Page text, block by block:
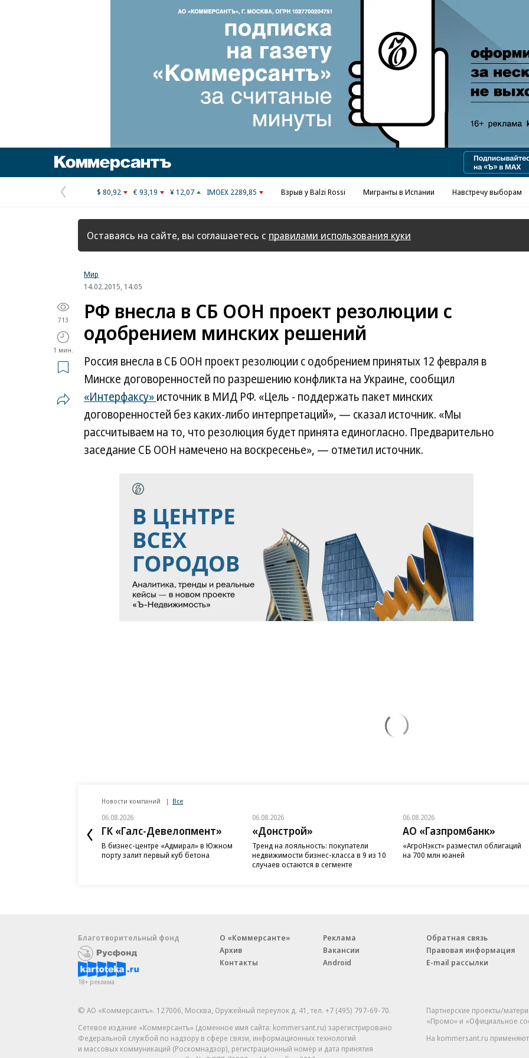
Реклама в «Ъ» www.kommersant.ru/ad
Предыдущая
страница
$ 80,92 € 93,19 ¥ 12,07 IMOEX 2289,85 Взрыв у Balzi Rossi Мигранты в Испании Навстречу выборам
Оставаясь на сайте, вы соглашаетесь с правилами использования куки
Мир
14.02.2015, 14:05
713
1 мин.
РФ внесла в СБ ООН проект резолюции с
одобрением минских решений
Россия внесла в СБ ООН проект резолюции с одобрением принятых 12 февраля в
Минске договоренностей по разрешению конфликта на Украине, сообщил
«Интерфаксу»источник в МИД РФ. «Цель - поддержать пакет минских
договоренностей без каких-либо интерпретаций», — сказал источник. «Мы
рассчитываем на то, что резолюция будет принята единогласно. Предварительно
заседание СБ ООН намечено на воскресенье», — отметил источник.
Новости компаний Все
06.08.2026
ГК «Галс-Девелопмент»
В бизнес-центре «Адмирал» в Южном
порту залит первый куб бетона
06.08.2026
«Донстрой»
Тренд на лояльность: покупатели
недвижимости бизнес-класса в 9 из 10
случаев остаются в сегменте
06.08.2026
АО «Газпромбанк»
«АгроНэкст» разместил облигаций
на 700 млн юаней
Благотворительный фонд
18+ реклама
О «Коммерсанте»
Архив
Контакты
Реклама
Вакансии
Android
Обратная связь
Правовая информация
E-mail рассылки
© АО «Коммерсантъ». 127006, Москва, Оружейный переулок д. 41,тел. +7 (495) 797-69-70.
Сетевое издание «Коммерсантъ» (доменное имя сайта: kommersant.ru) зарегистрировано
Федеральной службой по надзору в сфере связи, информационных технологий
и массовых коммуникаций (Роскомнадзор), регистрационный номер и дата принятия
Партнерские проекты/
«Промо» и «Официальное
На kommersant.ru